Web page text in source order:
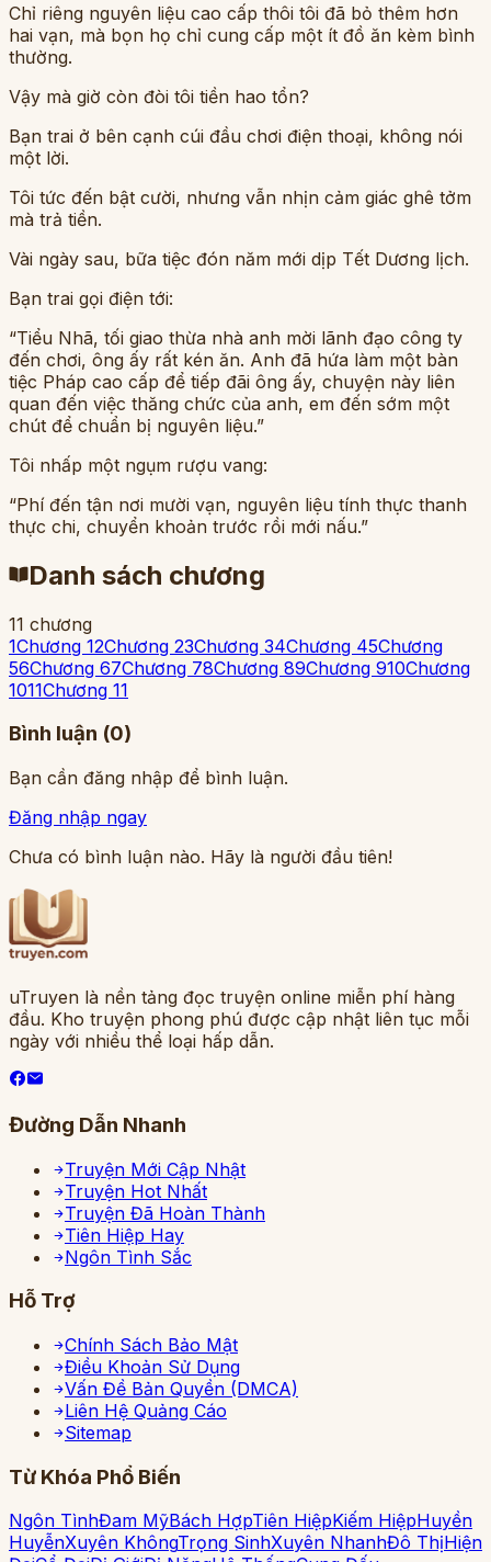
Chỉ riêng nguyên liệu cao cấp thôi tôi đã bỏ thêm hơn
hai vạn, mà bọn họ chỉ cung cấp một ít đồ ăn kèm bình
thường.
Vậy mà giờ còn đòi tôi tiền hao tổn?
Bạn trai ở bên cạnh cúi đầu chơi điện thoại, không nói
một lời.
Tôi tức đến bật cười, nhưng vẫn nhịn cảm giác ghê tởm
mà trả tiền.
Vài ngày sau, bữa tiệc đón năm mới dịp Tết Dương lịch.
Bạn trai gọi điện tới:
“Tiểu Nhã, tối giao thừa nhà anh mời lãnh đạo công ty
đến chơi, ông ấy rất kén ăn. Anh đã hứa làm một bàn
tiệc Pháp cao cấp để tiếp đãi ông ấy, chuyện này liên
quan đến việc thăng chức của anh, em đến sớm một
chút để chuẩn bị nguyên liệu.”
Tôi nhấp một ngụm rượu vang:
“Phí đến tận nơi mười vạn, nguyên liệu tính thực thanh
thực chi, chuyển khoản trước rồi mới nấu.”
Danh sách chương
11 chương
1Chương 12Chương 23Chương 34Chương 45Chương
56Chương 67Chương 78Chương 89Chương 910Chương
1011Chương 11
Bình luận (0)
Bạn cần đăng nhập để bình luận.
Đăng nhập ngay
Chưa có bình luận nào. Hãy là người đầu tiên!
uTruyen là nền tảng đọc truyện online miễn phí hàng
đầu. Kho truyện phong phú được cập nhật liên tục mỗi
ngày với nhiều thể loại hấp dẫn.
Đường Dẫn Nhanh
Truyện Mới Cập Nhật
Truyện Hot Nhất
Truyện Đã Hoàn Thành
Tiên Hiệp Hay
Ngôn Tình Sắc
Hỗ Trợ
Chính Sách Bảo Mật
Điều Khoản Sử Dụng
Vấn Đề Bản Quyền (DMCA)
Liên Hệ Quảng Cáo
Sitemap
Từ Khóa Phổ Biến
Ngôn TìnhĐam MỹBách HợpTiên HiệpKiếm HiệpHuyền
HuyễnXuyên KhôngTrọng SinhXuyên NhanhĐô ThịHiện